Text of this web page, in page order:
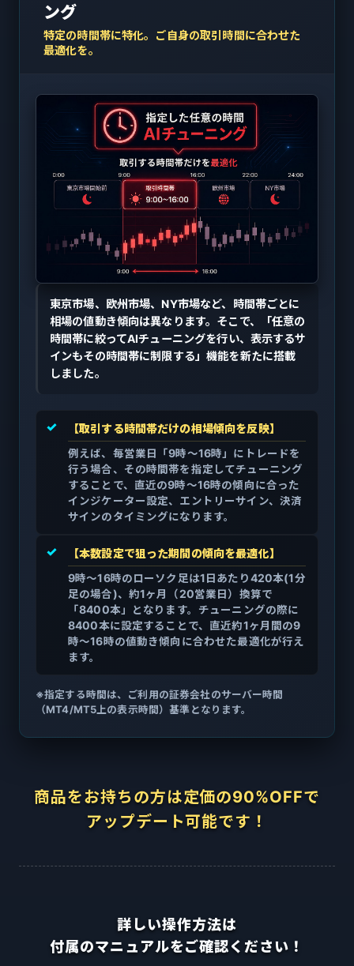
ング
特定の時間帯に特化。ご自身の取引時間に合わせた
最適化を。
東京市場、欧州市場、NY市場など、時間帯ごとに
相場の値動き傾向は異なります。そこで、「任意の
時間帯に絞ってAIチューニングを行い、表示するサ
インもその時間帯に制限する」機能を新たに搭載
しました。
✓ 【取引する時間帯だけの相場傾向を反映】
例えば、毎営業日「9時～16時」にトレードを
行う場合、その時間帯を指定してチューニング
することで、直近の9時～16時の傾向に合った
インジケーター設定、エントリーサイン、決済
サインのタイミングになります。
✓ 【本数設定で狙った期間の傾向を最適化】
9時～16時のローソク足は1日あたり420本(1分
足の場合)、約1ヶ月（20営業日）換算で
「8400本」となります。チューニングの際に
8400本に設定することで、直近約1ヶ月間の9
時～16時の値動き傾向に合わせた最適化が行え
ます。
※指定する時間は、ご利用の証券会社のサーバー時間
（MT4/MT5上の表示時間）基準となります。
商品をお持ちの方は定価の90%OFFで
アップデート可能です！
詳しい操作方法は
付属のマニュアルをご確認ください！